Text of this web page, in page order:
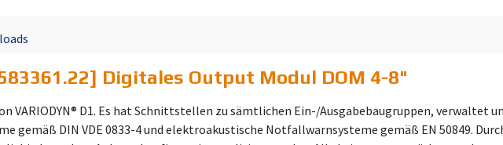
Digitales Output Modul DOM 4-8"
VARIODYN® D1. Es hat Schnittstellen zu sämtlichen Ein-/Ausgabebaugruppen, verwaltet
gemäß DIN VDE 0833-4 und elektroakustische Notfallwarnsysteme gemäß EN 50849.